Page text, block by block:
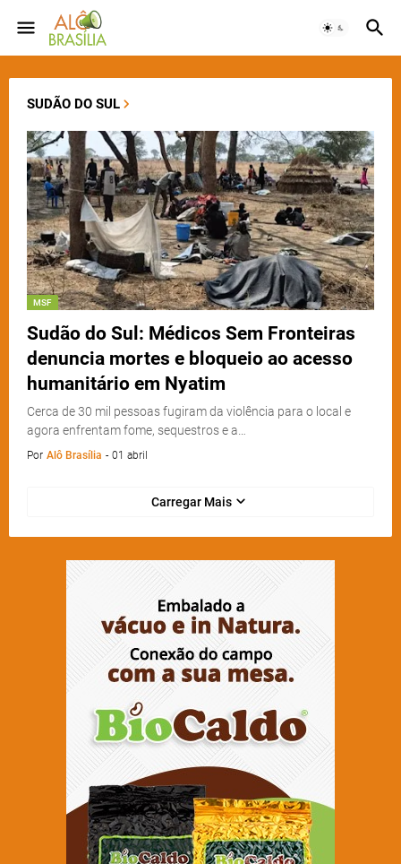
SUDÃO DO SUL
MSF
Sudão do Sul: Médicos Sem Fronteiras
denuncia mortes e bloqueio ao acesso
humanitário em Nyatim
Cerca de 30 mil pessoas fugiram da violência para o local e
agora enfrentam fome, sequestros e a…
Por Alô Brasília - 01 abril
Carregar Mais